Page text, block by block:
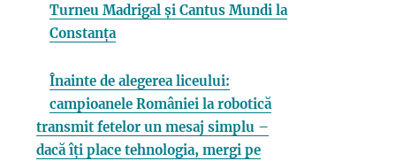
Turneu Madrigal și Cantus Mundi la
Constanța
Înainte de alegerea liceului:
campioanele României la robotică
transmit fetelor un mesaj simplu –
dacă îți place tehnologia, mergi pe